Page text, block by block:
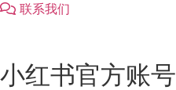
联系我们
小红书官方账号